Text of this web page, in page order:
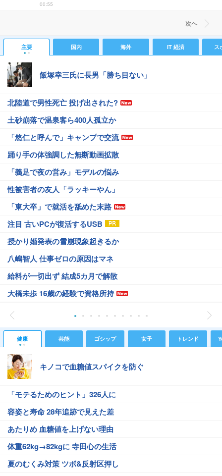
00:55
次ヘ
主要 国内 海外 IT 経済 ス
飯塚幸三氏に長男「勝ち目ない」
北陸道で男性死亡 投げ出された?
土砂崩落で温泉客ら400人孤立か
「悠仁と呼んで」キャンプで交流
踊り手の体強調した無断動画拡散
「義足で夜の営み」モデルの悩み
性被害者の友人「ラッキーやん」
「東大卒」で就活を舐めた末路
注目 古いPCが復活するUSB
授かり婚発表の雪崩現象起きるか
八嶋智人 仕事ゼロの原因はマネ
給料が一切出ず 結成5カ月で解散
大橋未歩 16歳の経験で資格所持
健康 芸能 ゴシップ 女子 トレンド
キノコで血糖値スパイクを防ぐ
「モテるためのヒント」326人に
容姿と寿命 28年追跡で見えた差
あたりめ 血糖値を上げない理由
体重62kg→82kgに 寺田心の生活
夏のむくみ対策 ツボ&反射区押し